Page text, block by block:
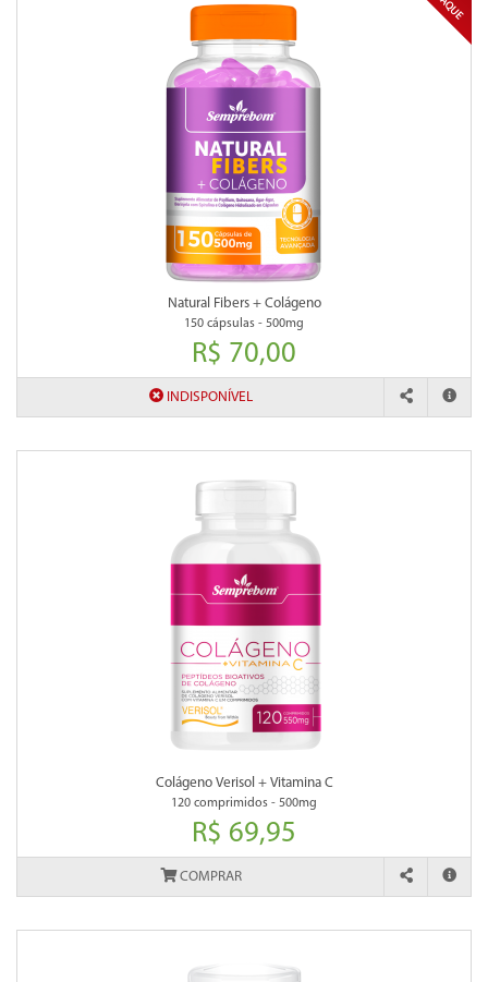
Natural Fibers + Colágeno
150 cápsulas - 500mg
R$ 70,00
INDISPONÍVEL
Colágeno Verisol + Vitamina C
120 comprimidos - 500mg
R$ 69,95
COMPRAR